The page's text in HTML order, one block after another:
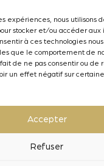
expériences, nous utilisons
stocker et/ou accéder aux
à ces technologies
que le comportement de
de ne pas consentir ou de
un effet négatif sur
Accepter
Refuser
?
copeau Fr Médium
le niveau de
œnologique
vin blanc, rosé et
la totalité du